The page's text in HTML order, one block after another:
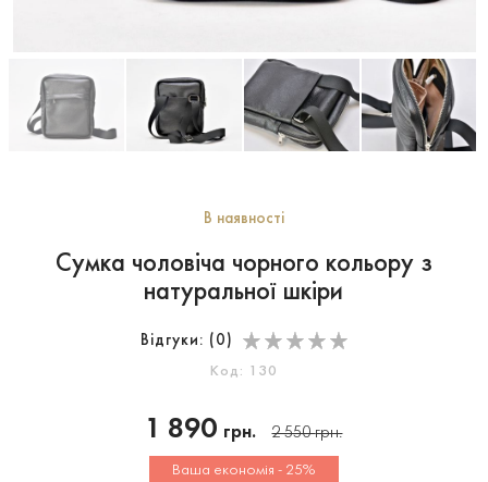
В наявності
Сумка чоловіча чорного кольору з
натуральної шкіри
Відгуки: ( 0 )
Код: 130
1 890 грн. 2 550грн.
Ваша економія - 25%